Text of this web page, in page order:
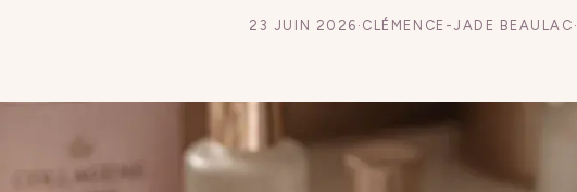
23 JUIN 2026 · CLÉMENCE-JADE BEAULAC ·